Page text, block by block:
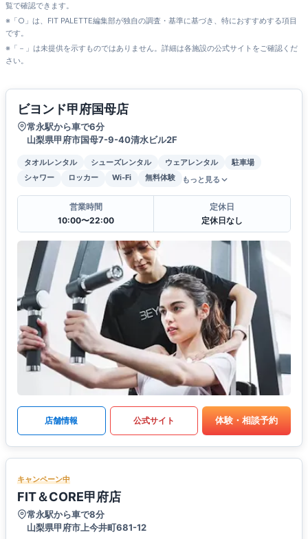
覧で確認できます。
※「○」は、FIT PALETTE編集部が独自の調査・基準に基づき、特におすすめする項目
です。
※「－」は未提供を示すものではありません。詳細は各施設の公式サイトをご確認くだ
さい。
ビヨンド甲府国母店
常永駅から車で6分
山梨県甲府市国母7-9-40清水ビル2F
タオルレンタル シューズレンタル ウェアレンタル
駐車場
シャワー
ロッカー Wi-Fi 無料体験 もっと見る
営業時間
10:00〜22:00
定休日
定休日なし
店舗情報 公式サイト 体験・相談予約
キャンペーン中
FIT＆CORE甲府店
常永駅から車で8分
山梨県甲府市上今井町681-12